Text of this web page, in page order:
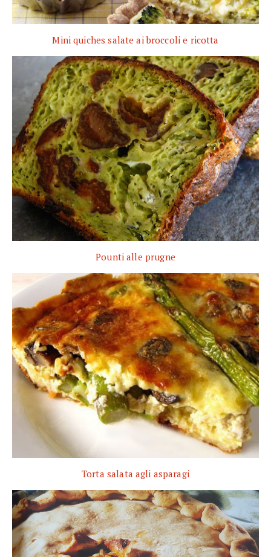
Mini quiches salate ai broccoli e ricotta
Pounti alle prugne
Torta salata agli asparagi